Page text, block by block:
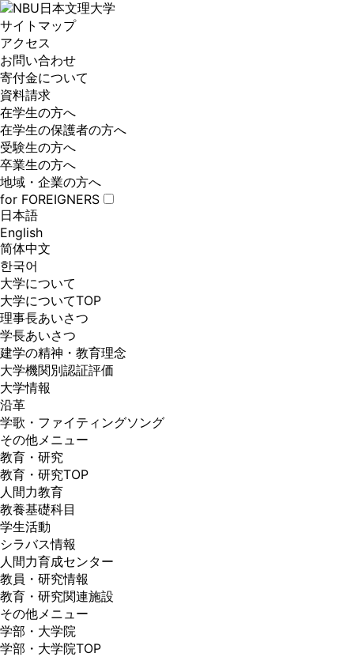
サイトマップ
アクセス
お問い合わせ
寄付金について
資料請求
在学生の方へ
在学生の保護者の方へ
受験生の方へ
卒業生の方へ
地域・企業の方へ
for FOREIGNERS
日本語
English
简体中文
한국어
大学について
大学についてTOP
理事長あいさつ
学長あいさつ
建学の精神・教育理念
大学機関別認証評価
大学情報
沿革
学歌・ファイティングソング
その他メニュー
教育・研究
教育・研究TOP
人間力教育
教養基礎科目
学生活動
シラバス情報
人間力育成センター
教員・研究情報
教育・研究関連施設
その他メニュー
学部・大学院
学部・大学院TOP
大学について
教育・研究
学部・大学院
受験情報
就職関連
学生生活
サイトマップ
アクセス
お問い合わせ
寄付金について
資料請求
在学生の方へ
在学生の保護者の方へ
受験生の方へ
卒業生の方へ
地域・企業の方へ
for FOREIGNERS
日本語
English
简体中文
한국어